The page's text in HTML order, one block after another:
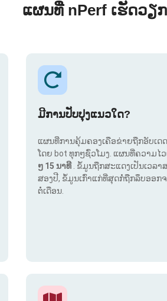
ແຜນທີ່ nPerf ເຮັດວຽ
ມີການປັບປຸງແນວໃດ?
ແຜນທີ່ການຄຸ້ມຄອງເຄືອຂ່າຍຖືກອັບເດ
ໂດຍ bot ທຸກໆຊົ່ວໂມງ. ແຜນທີ່ຄວາມໄ
ໆ 15 ນາທີ . ຂໍ້ມູນຖືກສະແດງເປັນເວລາ
ສອງປີ, ຂໍ້ມູນເກົ່າແກ່ທີ່ສຸດກໍ່ຖືກລຶບອອກ
ຕໍ່ເດືອນ.